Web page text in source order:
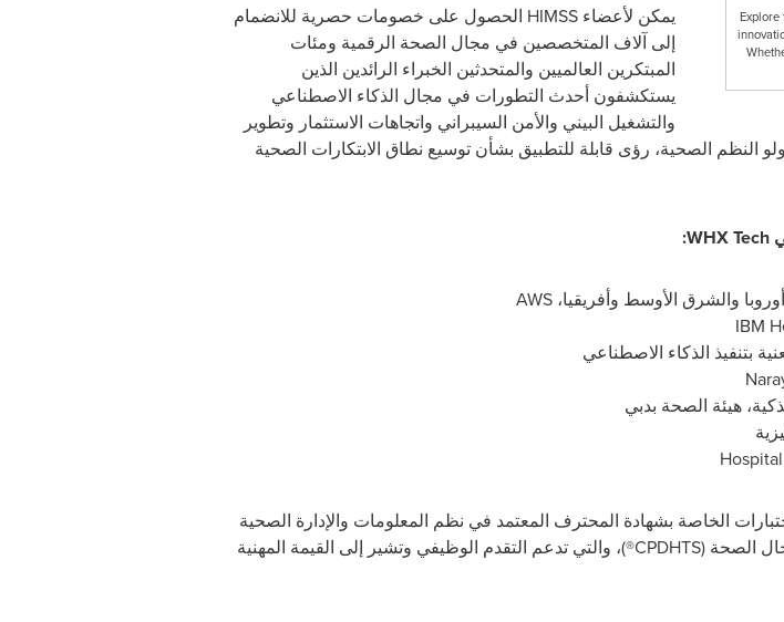
يمكن لأعضاءHIMSS الحصول على خصومات حصرية للانضمام
إلى آلاف المتخصصين في مجال الصحة الرقمية ومئات
المبتكرين العالميين والمتحدثين الخبراء الرائدين الذين
يستكشفون أحدث التطورات في مجال الذكاء الاصطناعي
والتشغيل البيني والأمن السيبراني واتجاهات الاستثمار وتطوير
النظم الصحية، رؤى قابلة للتطبيق بشأن توسيع نطاق الابتكارات الصحية
WHX Tech
:
والشرق الأوسط وأفريقيا،AWS
IBM
بتنفيذ الذكاء الاصطناعي
هيئة الصحة بدبي
الخاصة بشهادة المحترف المعتمد في نظم المعلومات والإدارة الصحية
الصحة (CPDHTS®)، والتي تدعم التقدم الوظيفي وتشير إلى القيمة المهنية